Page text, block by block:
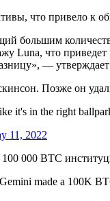
что привело к
большим
Luna, что
— утверждает
Позже он
it's in the right
11, 2022
100 000 ВТС
made a 100K